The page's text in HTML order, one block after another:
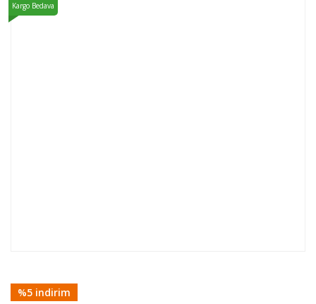
Kargo Bedava
%5 indirim